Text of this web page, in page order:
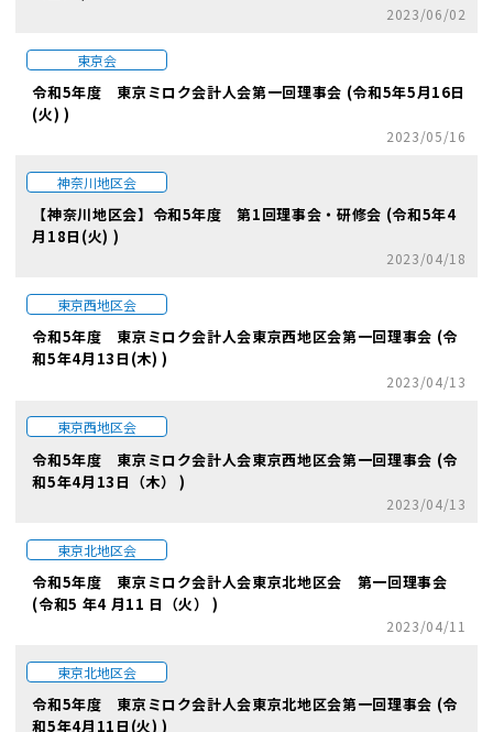
2023/06/02
東京会
令和5年度 東京ミロク会計人会第一回理事会 (令和5年5月16日
(火) )
2023/05/16
神奈川地区会
【神奈川地区会】令和5年度 第1回理事会・研修会 (令和5年4
月18日(火) )
2023/04/18
東京西地区会
令和5年度 東京ミロク会計人会東京西地区会第一回理事会 (令
和5年4月13日(木) )
2023/04/13
東京西地区会
令和5年度 東京ミロク会計人会東京西地区会第一回理事会 (令
和5年4月13日（木） )
2023/04/13
東京北地区会
令和5年度 東京ミロク会計人会東京北地区会 第一回理事会
(令和5 年4 月11 日（火） )
2023/04/11
東京北地区会
令和5年度 東京ミロク会計人会東京北地区会第一回理事会 (令
和5年4月11日(火) )